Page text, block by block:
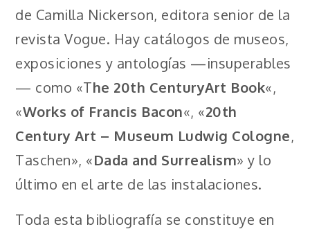
de Camilla Nickerson, editora senior de la
revista Vogue. Hay catálogos de museos,
exposiciones y antologías —insuperables
— como «The 20th CenturyArt Book«,
«Works of Francis Bacon«, «20th
Century Art – Museum Ludwig Cologne,
Taschen», «Dada and Surrealism» y lo
último en el arte de las instalaciones.
Toda esta bibliografía se constituye en